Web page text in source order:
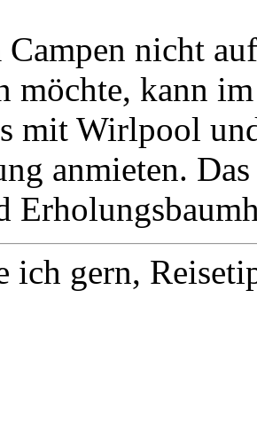
Campen nicht
möchte, kann
mit Wirlpool
anmieten.
ich gern,